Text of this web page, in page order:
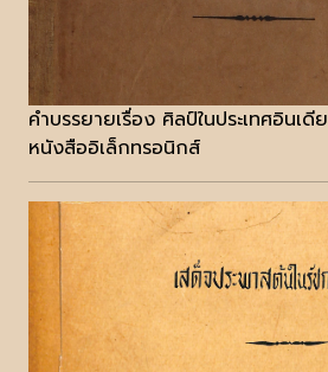
คำบรรยายเรื่อง ศิลป์ในประเทศอินเดีย
หนังสืออิเล็กทรอนิกส์